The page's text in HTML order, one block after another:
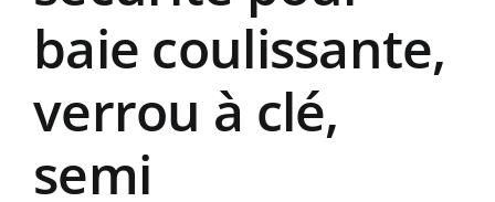
baie coulissante,
verrou à clé,
semi